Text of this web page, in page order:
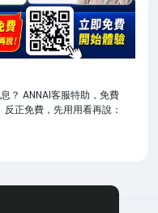
？ ANNAI客服特助，免費
正免費，先用用看再說：